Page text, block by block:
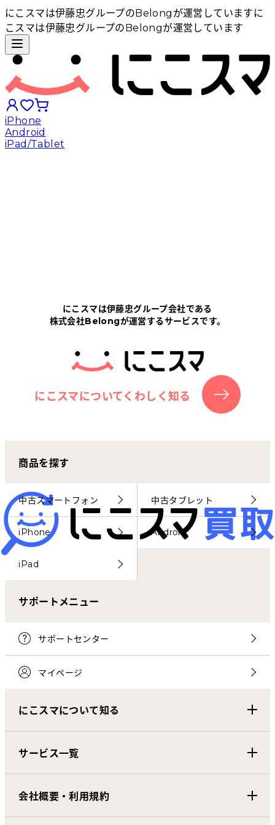
にこスマは伊藤忠グループのBelongが運営しています に
こスマは伊藤忠グループのBelongが運営しています
iPhone
Android
iPad/Tablet
にこスマについて
サポートセンター
お客さまの声
にこスマ通信
マイページ
にこスマは伊藤忠グループ会社である
株式会社Belongが運営するサービスです。
にこスマについてくわしく知る
商品を探す
中古スマートフォン 中古タブレット
iPhone Android
iPad
サポートメニュー
サポートセンター
マイページ
にこスマについて知る
サービス一覧
会社概要・利用規約